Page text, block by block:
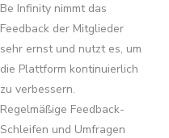
Be Infinity nimmt das
Feedback der Mitglieder
sehr ernst und nutzt es, um
die Plattform kontinuierlich
zu verbessern.
Regelmäßige Feedback-
Schleifen und Umfragen